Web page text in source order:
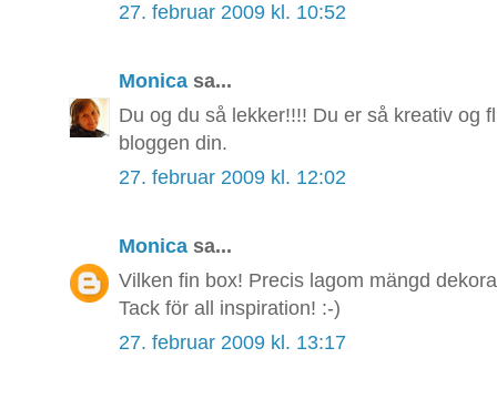
27. februar 2009 kl. 10:52
Monica sa...
Du og du så lekker!!!! Du er så kreativ og
bloggen din.
27. februar 2009 kl. 12:02
Monica sa...
Vilken fin box! Precis lagom mängd
Tack för all inspiration! :-)
27. februar 2009 kl. 13:17